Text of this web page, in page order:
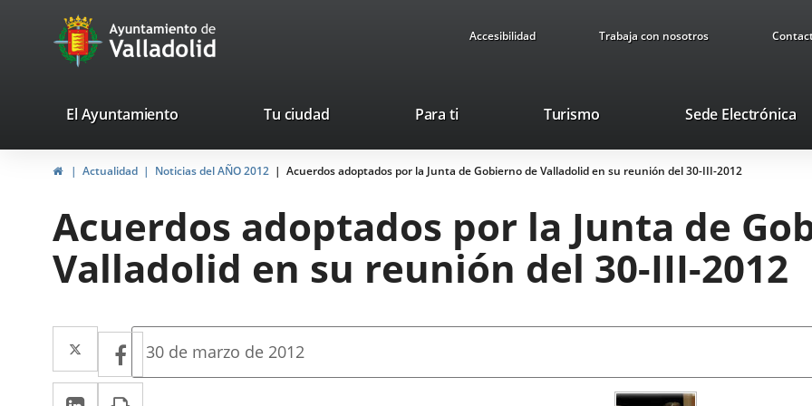
Portal
Web
Ayuntamiento
de
Accesibilidad Trabaja con nosotros
valladolid.es
El Ayuntamiento Tu ciudad Para ti TurismoEste
se
abrirá
ventana
nueva.
Sede Electrónica
InicioActualidad Noticias del AÑO 2012 Acuerdos adoptados por la Junta de Gobierno de Valladolid en su reunión del 30-III-2012
Acuerdos adoptados por la Junta de
Valladolid en su reunión del 30-III-2012
Twitter
Enlace
a
Facebook
Enlace
a
LinkedIn
Enlace
Fecha
la
30 de marzo de 2012